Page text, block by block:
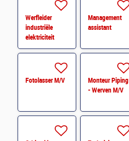
Werfleider
industriële
elektriciteit
Management
assistant
Fotolasser M/V
Monteur Piping
- Werven M/V